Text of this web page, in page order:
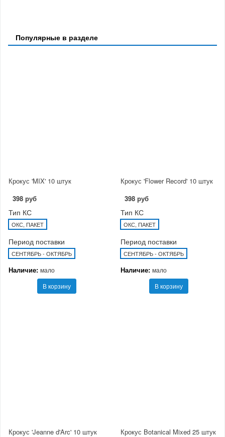
Популярные в разделе
Крокус 'MIX' 10 штук
398 руб
Тип КС
ОКС, ПАКЕТ
Период поставки
СЕНТЯБРЬ - ОКТЯБРЬ
Наличие: мало
В корзину
Крокус 'Flower Record' 10 штук
398 руб
Тип КС
ОКС, ПАКЕТ
Период поставки
СЕНТЯБРЬ - ОКТЯБРЬ
Наличие: мало
В корзину
Крокус 'Jeanne d'Arc' 10 штук
Крокус Botanical Mixed 25 штук